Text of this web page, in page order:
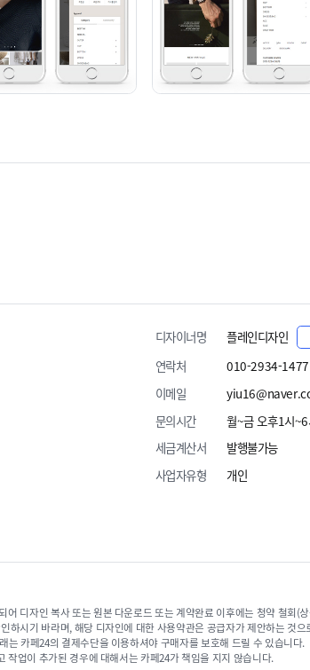
오후6시
이 지연될 수 있습니다.
디자이너명 플레인디자인
연락처
010-2934-1477
이메일
문의시간
월~금 오후1시
세금계산서
발행불가능
사업자유형
개인
어 디자인 복사 또는 원본 다운로드 또는 계약완료 이후에는 청약 철회(
하시기 바라며, 해당 디자인에 대한 사용약관은 공급자가 제안하는 것
는 카페24의 결제수단을 이용하셔야 구매자를 보호해 드릴 수 있습니다.
작업이 추가된 경우에 대해서는 카페24가 책임을 지지 않습니다.